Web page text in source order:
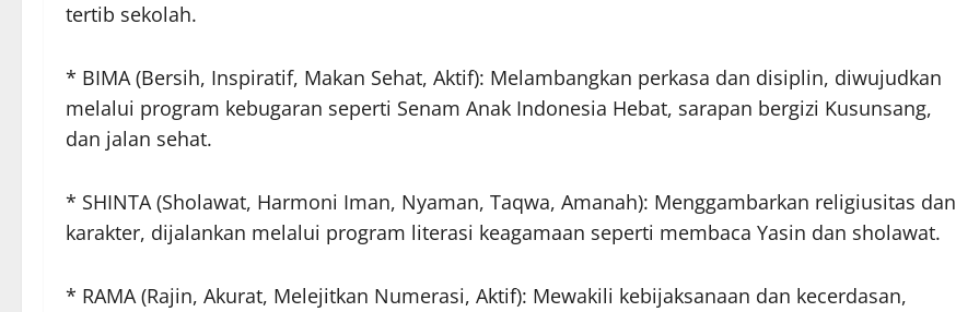
tertib sekolah.
* BIMA (Bersih, Inspiratif, Makan Sehat, Aktif): Melambangkan perkasa dan disiplin, diwujudkan
melalui program kebugaran seperti Senam Anak Indonesia Hebat, sarapan bergizi Kusunsang,
dan jalan sehat.
* SHINTA (Sholawat, Harmoni Iman, Nyaman, Taqwa, Amanah): Menggambarkan religiusitas dan
karakter, dijalankan melalui program literasi keagamaan seperti membaca Yasin dan sholawat.
* RAMA (Rajin, Akurat, Melejitkan Numerasi, Aktif): Mewakili kebijaksanaan dan kecerdasan,